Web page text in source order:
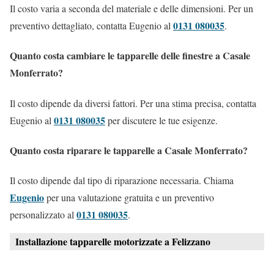
Il costo varia a seconda del materiale e delle dimensioni. Per un
preventivo dettagliato, contatta Eugenio al 0131 080035.
Quanto costa cambiare le tapparelle delle finestre a Casale
Monferrato?
Il costo dipende da diversi fattori. Per una stima precisa, contatta
Eugenio al 0131 080035per discutere le tue esigenze.
Quanto costa riparare le tapparelle a Casale Monferrato?
Il costo dipende dal tipo di riparazione necessaria. Chiama
Eugenioper una valutazione gratuita e un preventivo
personalizzato al 0131 080035.
Installazione tapparelle motorizzate a Felizzano